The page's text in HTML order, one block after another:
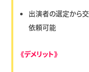
出演者の選定から
依頼可能
《デメリット》